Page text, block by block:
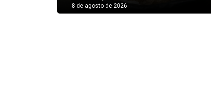
8 de agosto de 2026